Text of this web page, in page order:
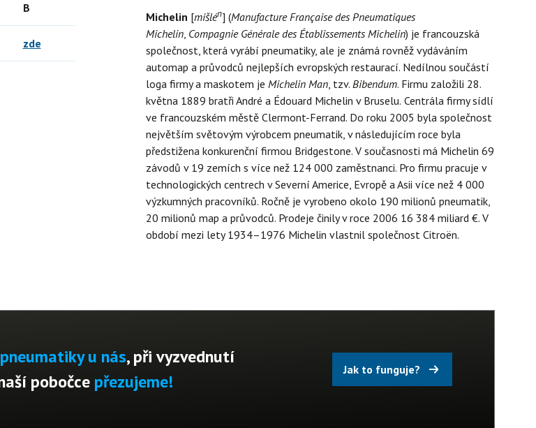
B
zde
Michelin [mišlén] (Manufacture Française des Pneumatiques
Michelin, Compagnie Générale des Établissements Michelin) je francouzská
společnost, která vyrábí pneumatiky, ale je známá rovněž vydáváním
automap a průvodců nejlepších evropských restaurací. Nedílnou součástí
loga firmy a maskotem je Michelin Man, tzv. Bibendum. Firmu založili 28.
května 1889 bratři André a Édouard Michelin v Bruselu. Centrála firmy sídlí
ve francouzském městě Clermont-Ferrand. Do roku 2005 byla společnost
největším světovým výrobcem pneumatik, v následujícím roce byla
předstižena konkurenční firmou Bridgestone. V současnosti má Michelin 69
závodů v 19 zemích s více než 124 000 zaměstnanci. Pro firmu pracuje v
technologických centrech v Severní Americe, Evropě a Asii více než 4 000
výzkumných pracovníků. Ročně je vyrobeno okolo 190 milionů pneumatik,
20 milionů map a průvodců. Prodeje činily v roce 2006 16 384 miliard €. V
období mezi lety 1934–1976 Michelin vlastnil společnost Citroën.
pneumatiky u nás, při vyzvednutí
pobočce přezujeme!
Jak to funguje?